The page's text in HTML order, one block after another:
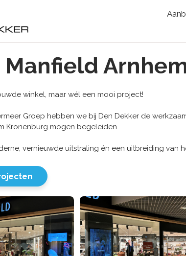
Manfield
winkel, maar wél een mooi project!
Groep hebben we bij Den Dekker de
Kronenburg mogen begeleiden.
vernieuwde uitstraling én een uitbreiding van